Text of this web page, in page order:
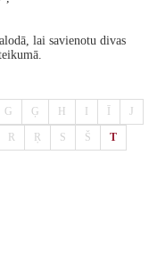
lai savienotu divas
G Ģ H J
R Ŗ S Š T